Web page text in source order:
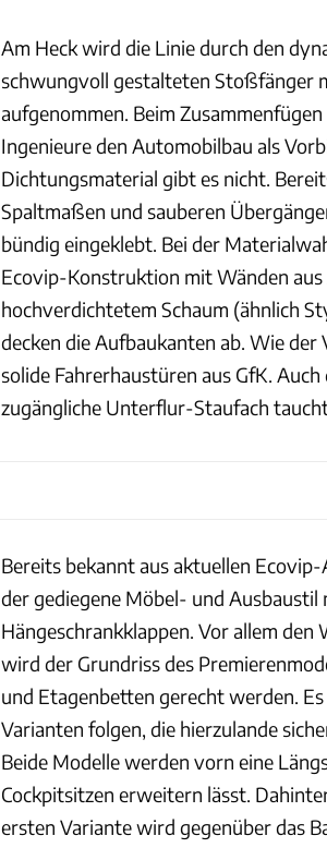
Am Heck wird die Linie durch den
schwungvoll gestalteten Stoßfänger
aufgenommen. Beim
Ingenieure den Automobilbau als
Dichtungsmaterial gibt es nicht.
Spaltmaßen und sauberen
bündig eingeklebt. Bei der
Ecovip-Konstruktion mit Wänden
hochverdichtetem Schaum (ähnlich
decken die Aufbaukanten ab. Wie
solide Fahrerhaustüren aus GfK.
zugängliche Unterflur-Staufach
Bereits bekannt aus aktuellen
der gediegene Möbel- und
Hängeschrankklappen. Vor allem
wird der Grundriss des
und Etagenbetten gerecht werden.
Varianten folgen, die hierzulande
Beide Modelle werden vorn eine
Cockpitsitzen erweitern lässt.
ersten Variante wird gegenüber das